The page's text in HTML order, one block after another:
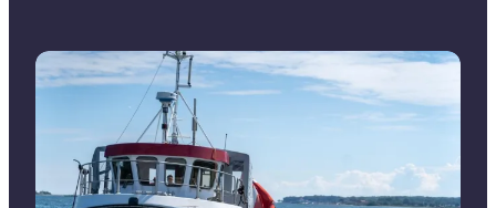
Ny samarbejdsaftale om cykelfærgen forlænger